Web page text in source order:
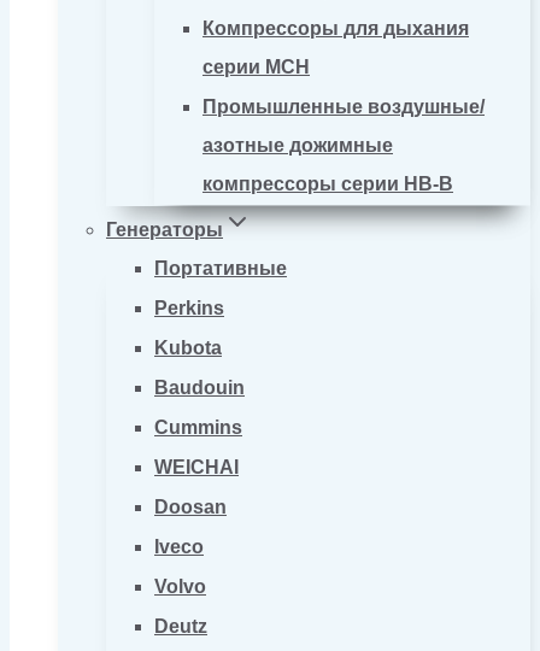
Компрессоры для дыхания
серии MCH
Промышленные воздушные/
азотные дожимные
компрессоры серии HB-B
Генераторы
Портативные
Perkins
Kubota
Baudouin
Cummins
WEICHAI
Doosan
Iveco
Volvo
Deutz